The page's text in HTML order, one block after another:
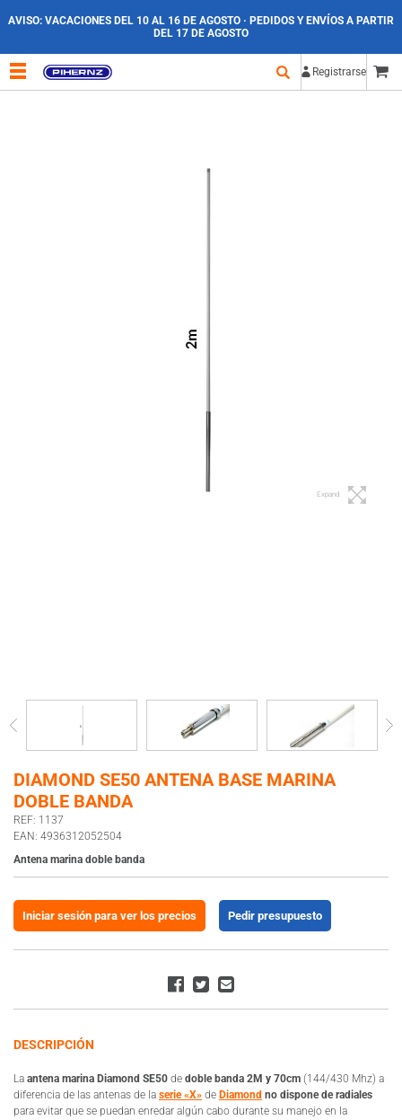
AVISO: VACACIONES DEL 10 AL 16 DE AGOSTO · PEDIDOS Y ENVÍOS A PARTIR
DEL 17 DE AGOSTO
Registrarse
Expand
DIAMOND SE50 ANTENA BASE MARINA
DOBLE BANDA
REF: 1137
EAN: 4936312052504
Antena marina doble banda
Iniciar sesión para ver los precios Pedir presupuesto
DESCRIPCIÓN
La antena marina Diamond SE50 de doble banda 2M y 70cm (144/430 Mhz) a
diferencia de las antenas de la serie «X» de Diamond no dispone de radiales
para evitar que se puedan enredar algún cabo durante su manejo en la